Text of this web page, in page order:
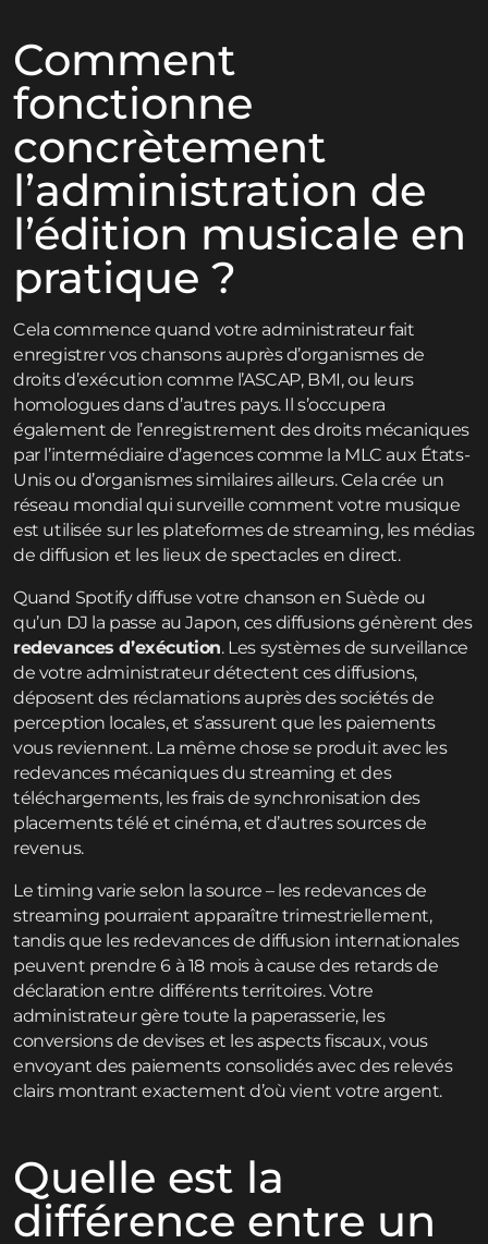
Comment
fonctionne
concrètement
l’administration de
l’édition musicale en
pratique ?
Cela commence quand votre administrateur fait
enregistrer vos chansons auprès d’organismes de
droits d’exécution comme l’ASCAP, BMI, ou leurs
homologues dans d’autres pays. Il s’occupera
également de l’enregistrement des droits mécaniques
par l’intermédiaire d’agences comme la MLC aux États-
Unis ou d’organismes similaires ailleurs. Cela crée un
réseau mondial qui surveille comment votre musique
est utilisée sur les plateformes de streaming, les médias
de diffusion et les lieux de spectacles en direct.
Quand Spotify diffuse votre chanson en Suède ou
qu’un DJ la passe au Japon, ces diffusions génèrent des
redevances d’exécution. Les systèmes de surveillance
de votre administrateur détectent ces diffusions,
déposent des réclamations auprès des sociétés de
perception locales, et s’assurent que les paiements
vous reviennent. La même chose se produit avec les
redevances mécaniques du streaming et des
téléchargements, les frais de synchronisation des
placements télé et cinéma, et d’autres sources de
revenus.
Le timing varie selon la source – les redevances de
streaming pourraient apparaître trimestriellement,
tandis que les redevances de diffusion internationales
peuvent prendre 6 à 18 mois à cause des retards de
déclaration entre différents territoires. Votre
administrateur gère toute la paperasserie, les
conversions de devises et les aspects fiscaux, vous
envoyant des paiements consolidés avec des relevés
clairs montrant exactement d’où vient votre argent.
Quelle est la
différence entre un